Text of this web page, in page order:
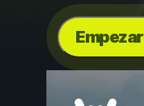
Empezar